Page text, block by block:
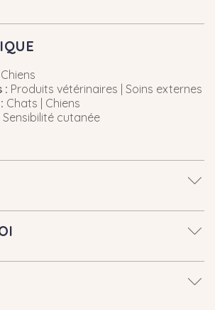
: Produits vétérinaires | Soins externes
Chats | Chiens
Sensibilité cutanée